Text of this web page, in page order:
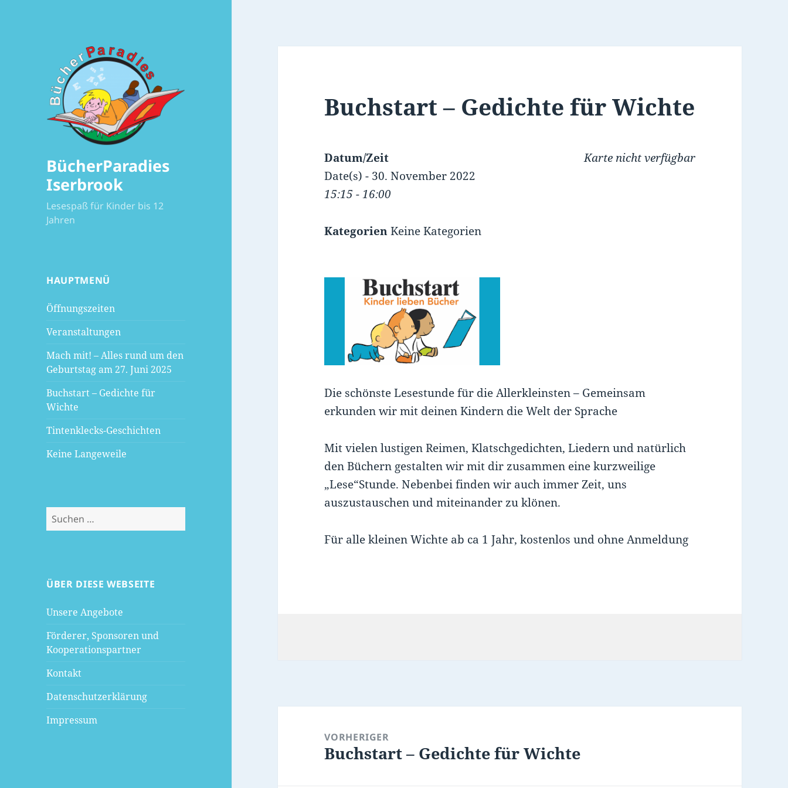
BücherParadies
Iserbrook
Lesespaß für Kinder bis 12
Jahren
HAUPTMENÜ
Öffnungszeiten
Veranstaltungen
Mach mit! – Alles rund um den
Geburtstag am 27. Juni 2025
Buchstart – Gedichte für
Wichte
Tintenklecks-Geschichten
Keine Langeweile
Suchen
nach:
ÜBER DIESE WEBSEITE
Unsere Angebote
Förderer, Sponsoren und
Kooperationspartner
Kontakt
Datenschutzerklärung
Impressum
Buchstart – Gedichte für Wichte
Karte nicht verfügbar
Datum/Zeit
Date(s) - 30. November 2022
15:15 - 16:00
KategorienKeine Kategorien
Die schönste Lesestunde für die Allerkleinsten – Gemeinsam
erkunden wir mit deinen Kindern die Welt der Sprache
Mit vielen lustigen Reimen, Klatschgedichten, Liedern und natürlich
den Büchern gestalten wir mit dir zusammen eine kurzweilige
„Lese“Stunde. Nebenbei finden wir auch immer Zeit, uns
auszustauschen und miteinander zu klönen.
Für alle kleinen Wichte ab ca 1 Jahr, kostenlos und ohne Anmeldung
VORHERIGER
Vorheriger
Buchstart – Gedichte für Wichte